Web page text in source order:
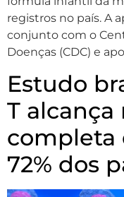
registros no país. A
conjunto com o
Doenças (CDC) e
Estudo
T alcança
completa
72% dos